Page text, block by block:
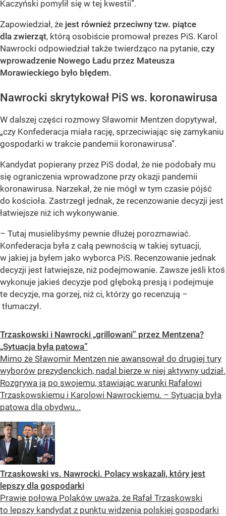
Kaczyński pomylił się w tej kwestii”.
Zapowiedział, że jest również przeciwny tzw. piątce
dla zwierząt, którą osobiście promował prezes PiS. Karol
Nawrocki odpowiedział także twierdząco na pytanie, czy
wprowadzenie Nowego Ładu przez Mateusza
Morawieckiego było błędem.
Nawrocki skrytykował PiS ws. koronawirusa
W dalszej części rozmowy Sławomir Mentzen dopytywał,
„czy Konfederacja miała rację, sprzeciwiając się zamykaniu
gospodarki w trakcie pandemii koronawirusa”.
Kandydat popierany przez PiS dodał, że nie podobały mu
się ograniczenia wprowadzone przy okazji pandemii
koronawirusa. Narzekał, że nie mógł w tym czasie pójść
do kościoła. Zastrzegł jednak, że recenzowanie decyzji jest
łatwiejsze niż ich wykonywanie.
– Tutaj musielibyśmy pewnie dłużej porozmawiać.
Konfederacja była z całą pewnością w takiej sytuacji,
w jakiej ja byłem jako wyborca PiS. Recenzowanie jednak
decyzji jest łatwiejsze, niż podejmowanie. Zawsze jeśli ktoś
wykonuje jakieś decyzje pod głęboką presją i podejmuje
te decyzje, ma gorzej, niż ci, którzy go recenzują –
tłumaczył.
Trzaskowski i Nawrocki „grillowani” przez Mentzena?
„Sytuacja była patowa”
Mimo że Sławomir Mentzen nie awansował do drugiej tury
wyborów prezydenckich, nadal bierze w niej aktywny udział.
Rozgrywa ją po swojemu, stawiając warunki Rafałowi
Trzaskowskiemu i Karolowi Nawrockiemu. – Sytuacja była
patowa dla obydwu...
Trzaskowski vs. Nawrocki. Polacy wskazali, który jest
lepszy dla gospodarki
Prawie połowa Polaków uważa, że Rafał Trzaskowski
to lepszy kandydat z punktu widzenia polskiej gospodarki